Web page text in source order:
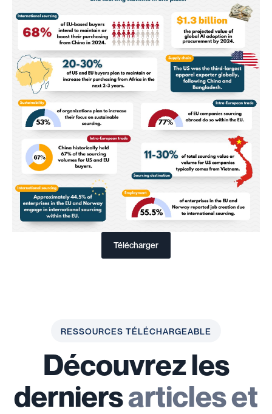
Télécharger
RESSOURCES TÉLÉCHARGEABLE
Découvrez les
derniersarticles et